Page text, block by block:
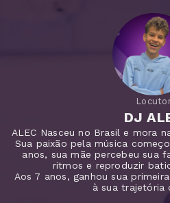
DJ
ALEC Nasceu no Brasil e mora
Sua paixão pela música
anos, sua mãe percebeu sua
ritmos e reproduzir
Aos 7 anos, ganhou sua
à sua trajetória